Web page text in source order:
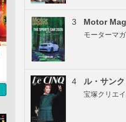
3 Motor
モーターマ
4 ル・サン
宝塚クリエ